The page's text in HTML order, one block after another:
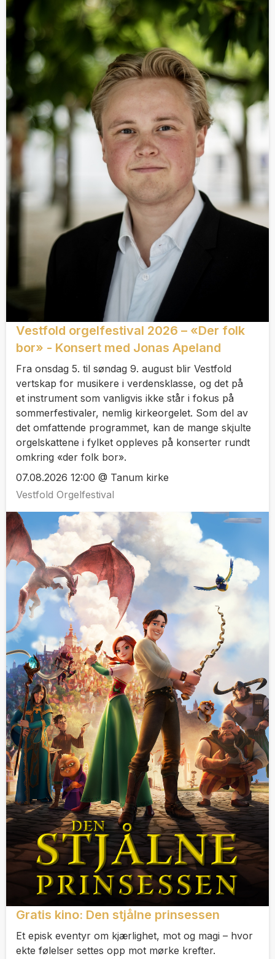
Vestfold orgelfestival 2026 – «Der folk
bor» - Konsert med Jonas Apeland
Fra onsdag 5. til søndag 9. august blir Vestfold
vertskap for musikere i verdensklasse, og det på
et instrument som vanligvis ikke står i fokus på
sommerfestivaler, nemlig kirkeorgelet. Som del av
det omfattende programmet, kan de mange skjulte
orgelskattene i fylket oppleves på konserter rundt
omkring «der folk bor».
07.08.2026 12:00 @ Tanum kirke
Vestfold Orgelfestival
Gratis kino: Den stjålne prinsessen
Et episk eventyr om kjærlighet, mot og magi – hvor
ekte følelser settes opp mot mørke krefter.